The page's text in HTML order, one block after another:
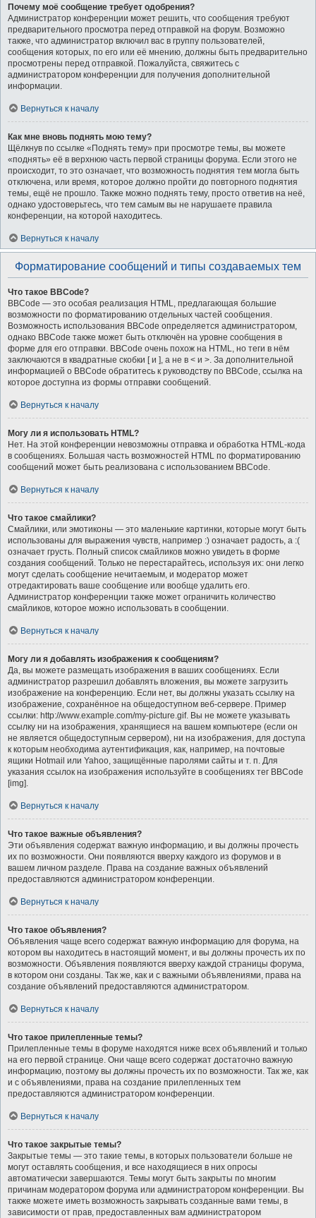
Почему моё сообщение требует одобрения?
Администратор конференции может решить, что сообщения требуют
предварительного просмотра перед отправкой на форум. Возможно
также, что администратор включил вас в группу пользователей,
сообщения которых, по его или её мнению, должны быть предварительно
просмотрены перед отправкой. Пожалуйста, свяжитесь с
администратором конференции для получения дополнительной
информации.
Вернуться к началу
Как мне вновь поднять мою тему?
Щёлкнув по ссылке «Поднять тему» при просмотре темы, вы можете
«поднять» её в верхнюю часть первой страницы форума. Если этого не
происходит, то это означает, что возможность поднятия тем могла быть
отключена, или время, которое должно пройти до повторного поднятия
темы, ещё не прошло. Также можно поднять тему, просто ответив на неё,
однако удостоверьтесь, что тем самым вы не нарушаете правила
конференции, на которой находитесь.
Вернуться к началу
Форматирование сообщений и типы создаваемых тем
Что такое BBCode?
BBCode — это особая реализация HTML, предлагающая большие
возможности по форматированию отдельных частей сообщения.
Возможность использования BBCode определяется администратором,
однако BBCode также может быть отключён на уровне сообщения в
форме для его отправки. BBCode очень похож на HTML, но теги в нём
заключаются в квадратные скобки [ и ], а не в < и >. За дополнительной
информацией о BBCode обратитесь к руководству по BBCode, ссылка на
которое доступна из формы отправки сообщений.
Вернуться к началу
Могу ли я использовать HTML?
Нет. На этой конференции невозможны отправка и обработка HTML-кода
в сообщениях. Большая часть возможностей HTML по форматированию
сообщений может быть реализована с использованием BBCode.
Вернуться к началу
Что такое смайлики?
Смайлики, или эмотиконы — это маленькие картинки, которые могут быть
использованы для выражения чувств, например :) означает радость, а :(
означает грусть. Полный список смайликов можно увидеть в форме
создания сообщений. Только не перестарайтесь, используя их: они легко
могут сделать сообщение нечитаемым, и модератор может
отредактировать ваше сообщение или вообще удалить его.
Администратор конференции также может ограничить количество
смайликов, которое можно использовать в сообщении.
Вернуться к началу
Могу ли я добавлять изображения к сообщениям?
Да, вы можете размещать изображения в ваших сообщениях. Если
администратор разрешил добавлять вложения, вы можете загрузить
изображение на конференцию. Если нет, вы должны указать ссылку на
изображение, сохранённое на общедоступном веб-сервере. Пример
ссылки: http://www.example.com/my-picture.gif. Вы не можете указывать
ссылку ни на изображения, хранящиеся на вашем компьютере (если он
не является общедоступным сервером), ни на изображения, для доступа
к которым необходима аутентификация, как, например, на почтовые
ящики Hotmail или Yahoo, защищённые паролями сайты и т. п. Для
указания ссылок на изображения используйте в сообщениях тег BBCode
[img].
Вернуться к началу
Что такое важные объявления?
Эти объявления содержат важную информацию, и вы должны прочесть
их по возможности. Они появляются вверху каждого из форумов и в
вашем личном разделе. Права на создание важных объявлений
предоставляются администратором конференции.
Вернуться к началу
Что такое объявления?
Объявления чаще всего содержат важную информацию для форума, на
котором вы находитесь в настоящий момент, и вы должны прочесть их по
возможности. Объявления появляются вверху каждой страницы форума,
в котором они созданы. Так же, как и с важными объявлениями, права на
создание объявлений предоставляются администратором.
Вернуться к началу
Что такое прилепленные темы?
Прилепленные темы в форуме находятся ниже всех объявлений и только
на его первой странице. Они чаще всего содержат достаточно важную
информацию, поэтому вы должны прочесть их по возможности. Так же, как
и с объявлениями, права на создание прилепленных тем
предоставляются администратором конференции.
Вернуться к началу
Что такое закрытые темы?
Закрытые темы — это такие темы, в которых пользователи больше не
могут оставлять сообщения, и все находящиеся в них опросы
автоматически завершаются. Темы могут быть закрыты по многим
причинам модератором форума или администратором конференции. Вы
также можете иметь возможность закрывать созданные вами темы, в
зависимости от прав, предоставленных вам администратором